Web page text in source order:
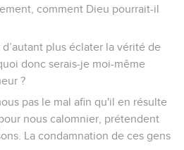
comment Dieu pourrait-il
plus éclater la vérité de
donc serais-je moi-même
?
pas le mal afin qu'il en résulte
nous calomnier, prétendent
La condamnation de ces gens